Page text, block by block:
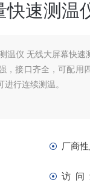
速测温
温仪 无线大屏幕快速
，接口齐全，可配用
行连续测温。
厂商性
访 问